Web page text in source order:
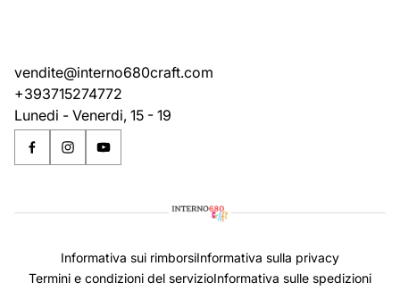
vendite@interno680craft.com
+393715274772
Lunedi - Venerdi, 15 - 19
Informativa sui rimborsiInformativa sulla privacy
Termini e condizioni del servizioInformativa sulle spedizioni